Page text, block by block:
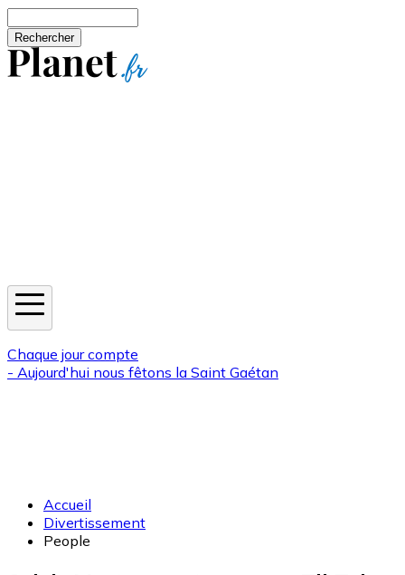
Chaque jour compte
- Aujourd'hui nous fêtons la Saint Gaétan
Accueil
Divertissement
People